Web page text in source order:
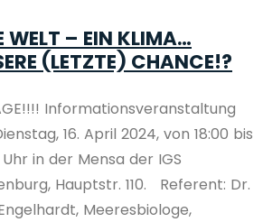
WELT – EIN KLIMA…
(LETZTE) CHANCE!?
Informationsveranstaltung
16. April 2024, von 18:00 bis
Uhr in der Mensa der IGS
Hauptstr. 110. Referent: Dr.
Meeresbiologe,